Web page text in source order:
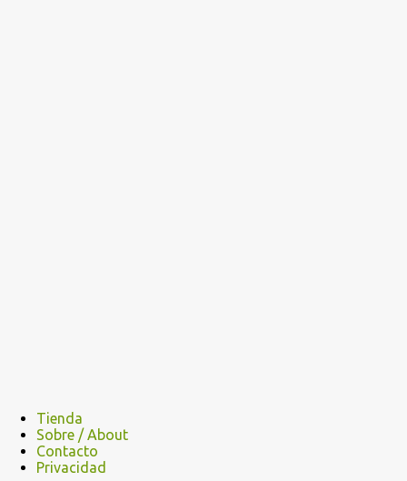
Tienda
Sobre / About
Contacto
Privacidad